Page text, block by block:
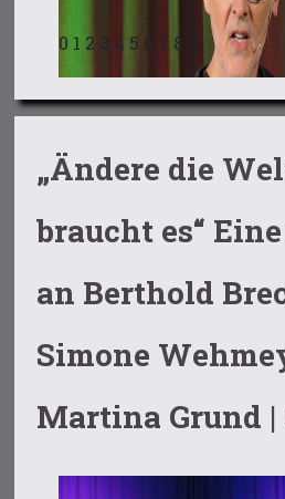
01 2 3 4 5 6 7 8
„Ändere die
braucht es“
an Berthold
Simone
Martina Grund |